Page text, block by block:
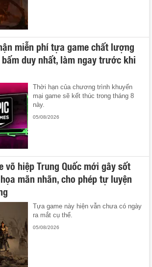
miễn phí tựa game chất lượng
duy nhất, làm ngay trước khi
Thời hạn của chương trình khuyến
mại game sẽ kết thúc trong tháng 8
này.
05/08/2026
võ hiệp Trung Quốc mới gây sốt
mãn nhãn, cho phép tự luyện
Tựa game này hiện vẫn chưa có ngày
ra mắt cụ thể.
05/08/2026